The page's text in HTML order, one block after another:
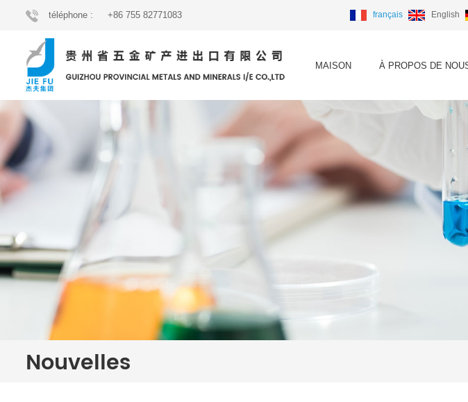
téléphone : +86 755 82771083 français English
MAISON À PROPOS DE
Nouvelles